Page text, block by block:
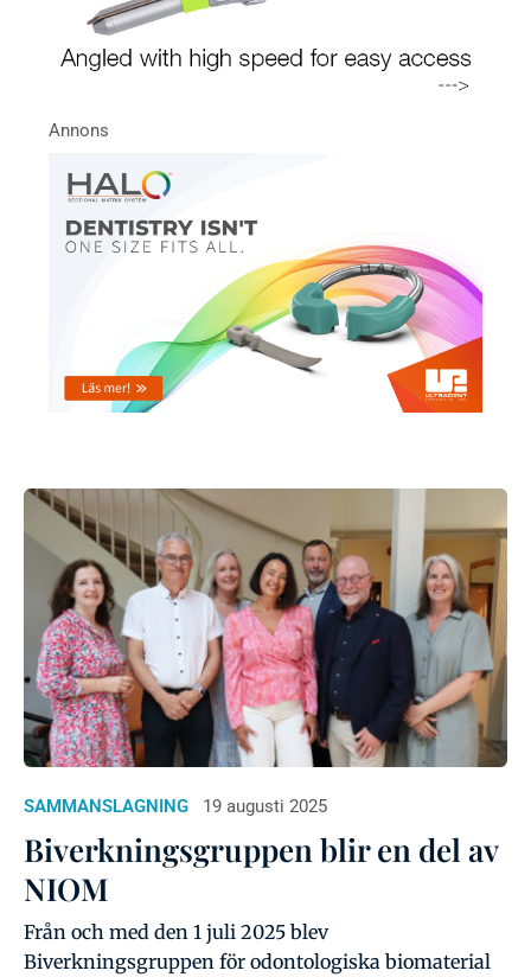
SAMMANSLAGNING 19 augusti 2025
Biverkningsgruppen blir en del av
NIOM
Från och med den 1 juli 2025 blev
Biverkningsgruppen för odontologiska biomaterial